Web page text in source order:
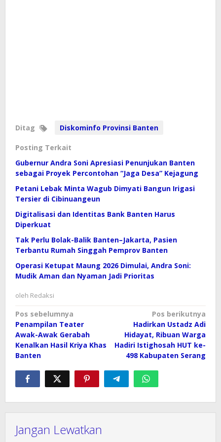
Ditag Diskominfo Provinsi Banten
Posting Terkait
Gubernur Andra Soni Apresiasi Penunjukan Banten
sebagai Proyek Percontohan “Jaga Desa” Kejagung
Petani Lebak Minta Wagub Dimyati Bangun Irigasi
Tersier di Cibinuangeun
Digitalisasi dan Identitas Bank Banten Harus
Diperkuat
Tak Perlu Bolak-Balik Banten–Jakarta, Pasien
Terbantu Rumah Singgah Pemprov Banten
Operasi Ketupat Maung 2026 Dimulai, Andra Soni:
Mudik Aman dan Nyaman Jadi Prioritas
oleh Redaksi
Navigasi
pos
Pos sebelumnya
Penampilan Teater
Awak-Awak Gerabah
Kenalkan Hasil Kriya Khas
Banten
Pos berikutnya
Hadirkan Ustadz Adi
Hidayat, Ribuan Warga
Hadiri Istighosah HUT ke-
498 Kabupaten Serang
Jangan Lewatkan